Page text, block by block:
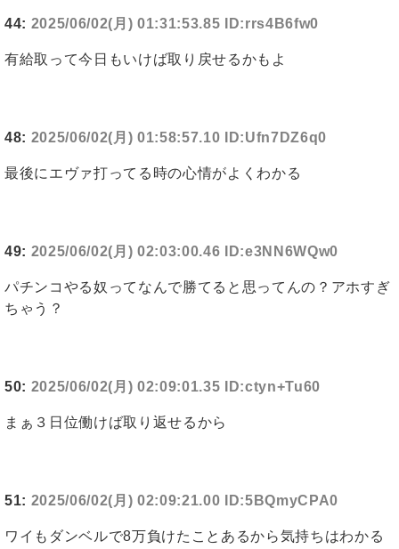
44: 2025/06/02(月) 01:31:53.85 ID:rrs4B6fw0
有給取って今日もいけば取り戻せるかもよ
48: 2025/06/02(月) 01:58:57.10 ID:Ufn7DZ6q0
最後にエヴァ打ってる時の心情がよくわかる
49: 2025/06/02(月) 02:03:00.46 ID:e3NN6WQw0
パチンコやる奴ってなんで勝てると思ってんの？アホすぎ
ちゃう？
50: 2025/06/02(月) 02:09:01.35 ID:ctyn+Tu60
まぁ３日位働けば取り返せるから
51: 2025/06/02(月) 02:09:21.00 ID:5BQmyCPA0
ワイもダンベルで8万負けたことあるから気持ちはわかる